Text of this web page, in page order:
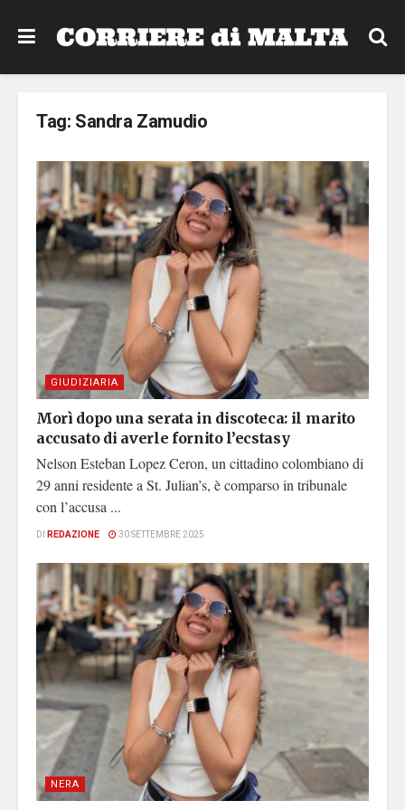
Tag: Sandra Zamudio
GIUDIZIARIA
Morì dopo una serata in discoteca: il marito
accusato di averle fornito l’ecstasy
Nelson Esteban Lopez Ceron, un cittadino colombiano di
29 anni residente a St. Julian’s, è comparso in tribunale
con l’accusa ...
DI REDAZIONE 30 SETTEMBRE 2025
NERA